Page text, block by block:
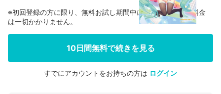
会員登録する
※初回登録の方に限り、無料お試し期間中に解約した場合、料金
は一切かかりません。
10日間無料で続きを見る
すでにアカウントをお持ちの方は ログイン